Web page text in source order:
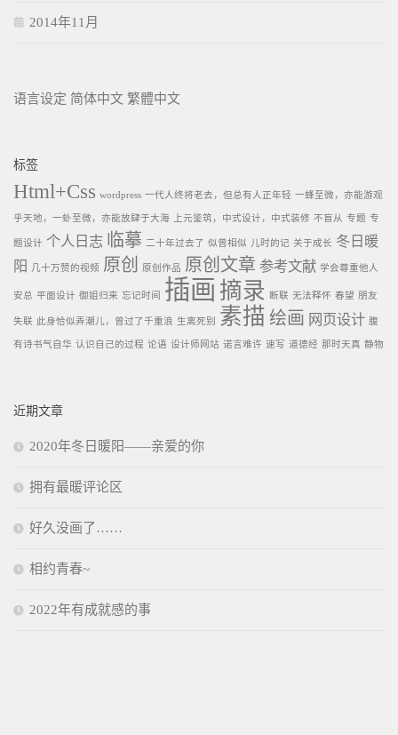
2014年11月
语言设定 简体中文 繁體中文
标签
Html+Css wordpress 一代人终将老去，但总有人正年轻 一蜂至微，亦能游观
乎天地，一虲至微，亦能放肆于大海 上元鉴筑，中式设计，中式装修 不盲从 专题 专
题设计 个人日志 临摹 二十年过去了 似曾相似 儿时的记 关于成长 冬日暖
阳
几十万赞的视频 原创 原创作品 原创文章 参考文献 学会尊重他人
安总 平面设计 御姐归来 忘记时间 插画 摘录 断联 无法释怀 春望 朋友
失联 此身恰似弄潮儿，曾过了千重浪 生离死别 素描 绘画 网页设计 腹
有诗书气自华 认识自己的过程 论语 设计师网站 诺言难许 速写 道德经 那时天真 静物
近期文章
2020年冬日暖阳——亲爱的你
拥有最暖评论区
好久没画了……
相约青春~
2022年有成就感的事